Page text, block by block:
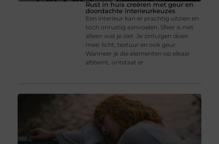
Rust in huis creëren met geur en
doordachte interieurkeuzes
Een interieur kan er prachtig uitzien en
toch onrustig aanvoelen. Sfeer is niet
alleen wat je ziet. Je zintuigen doen
mee: licht, textuur en ook geur.
Wanneer je die elementen op elkaar
afstemt, ontstaat er